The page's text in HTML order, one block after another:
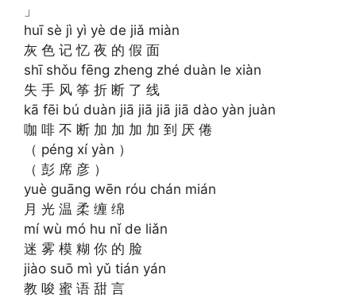
」
huī sè jì yì yè de jiǎ miàn
灰 色 记 忆 夜 的 假 面
shī shǒu fēng zheng zhé duàn le xiàn
失 手 风 筝 折 断 了 线
kā fēi bú duàn jiā jiā jiā jiā dào yàn juàn
咖 啡 不 断 加 加 加 加 到 厌 倦
（ péng xí yàn ）
（ 彭 席 彦 ）
yuè guāng wēn róu chán mián
月 光 温 柔 缠 绵
mí wù mó hu nǐ de liǎn
迷 雾 模 糊 你 的 脸
jiào suō mì yǔ tián yán
教 唆 蜜 语 甜 言